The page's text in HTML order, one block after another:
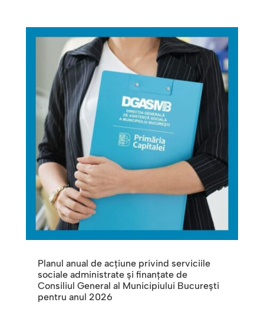
Planul anual de acțiune privind serviciile
sociale administrate și finanțate de
Consiliul General al Municipiului București
pentru anul 2026